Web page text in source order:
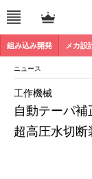
組み込み開発 メカ設
ニュース
自動テーパ
超高圧水切
工作機械